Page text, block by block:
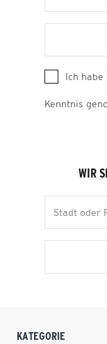
Ich habe
Kenntnis
WIR
KATEGORIE